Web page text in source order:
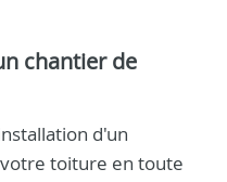
chantier de
d'un
toiture en toute